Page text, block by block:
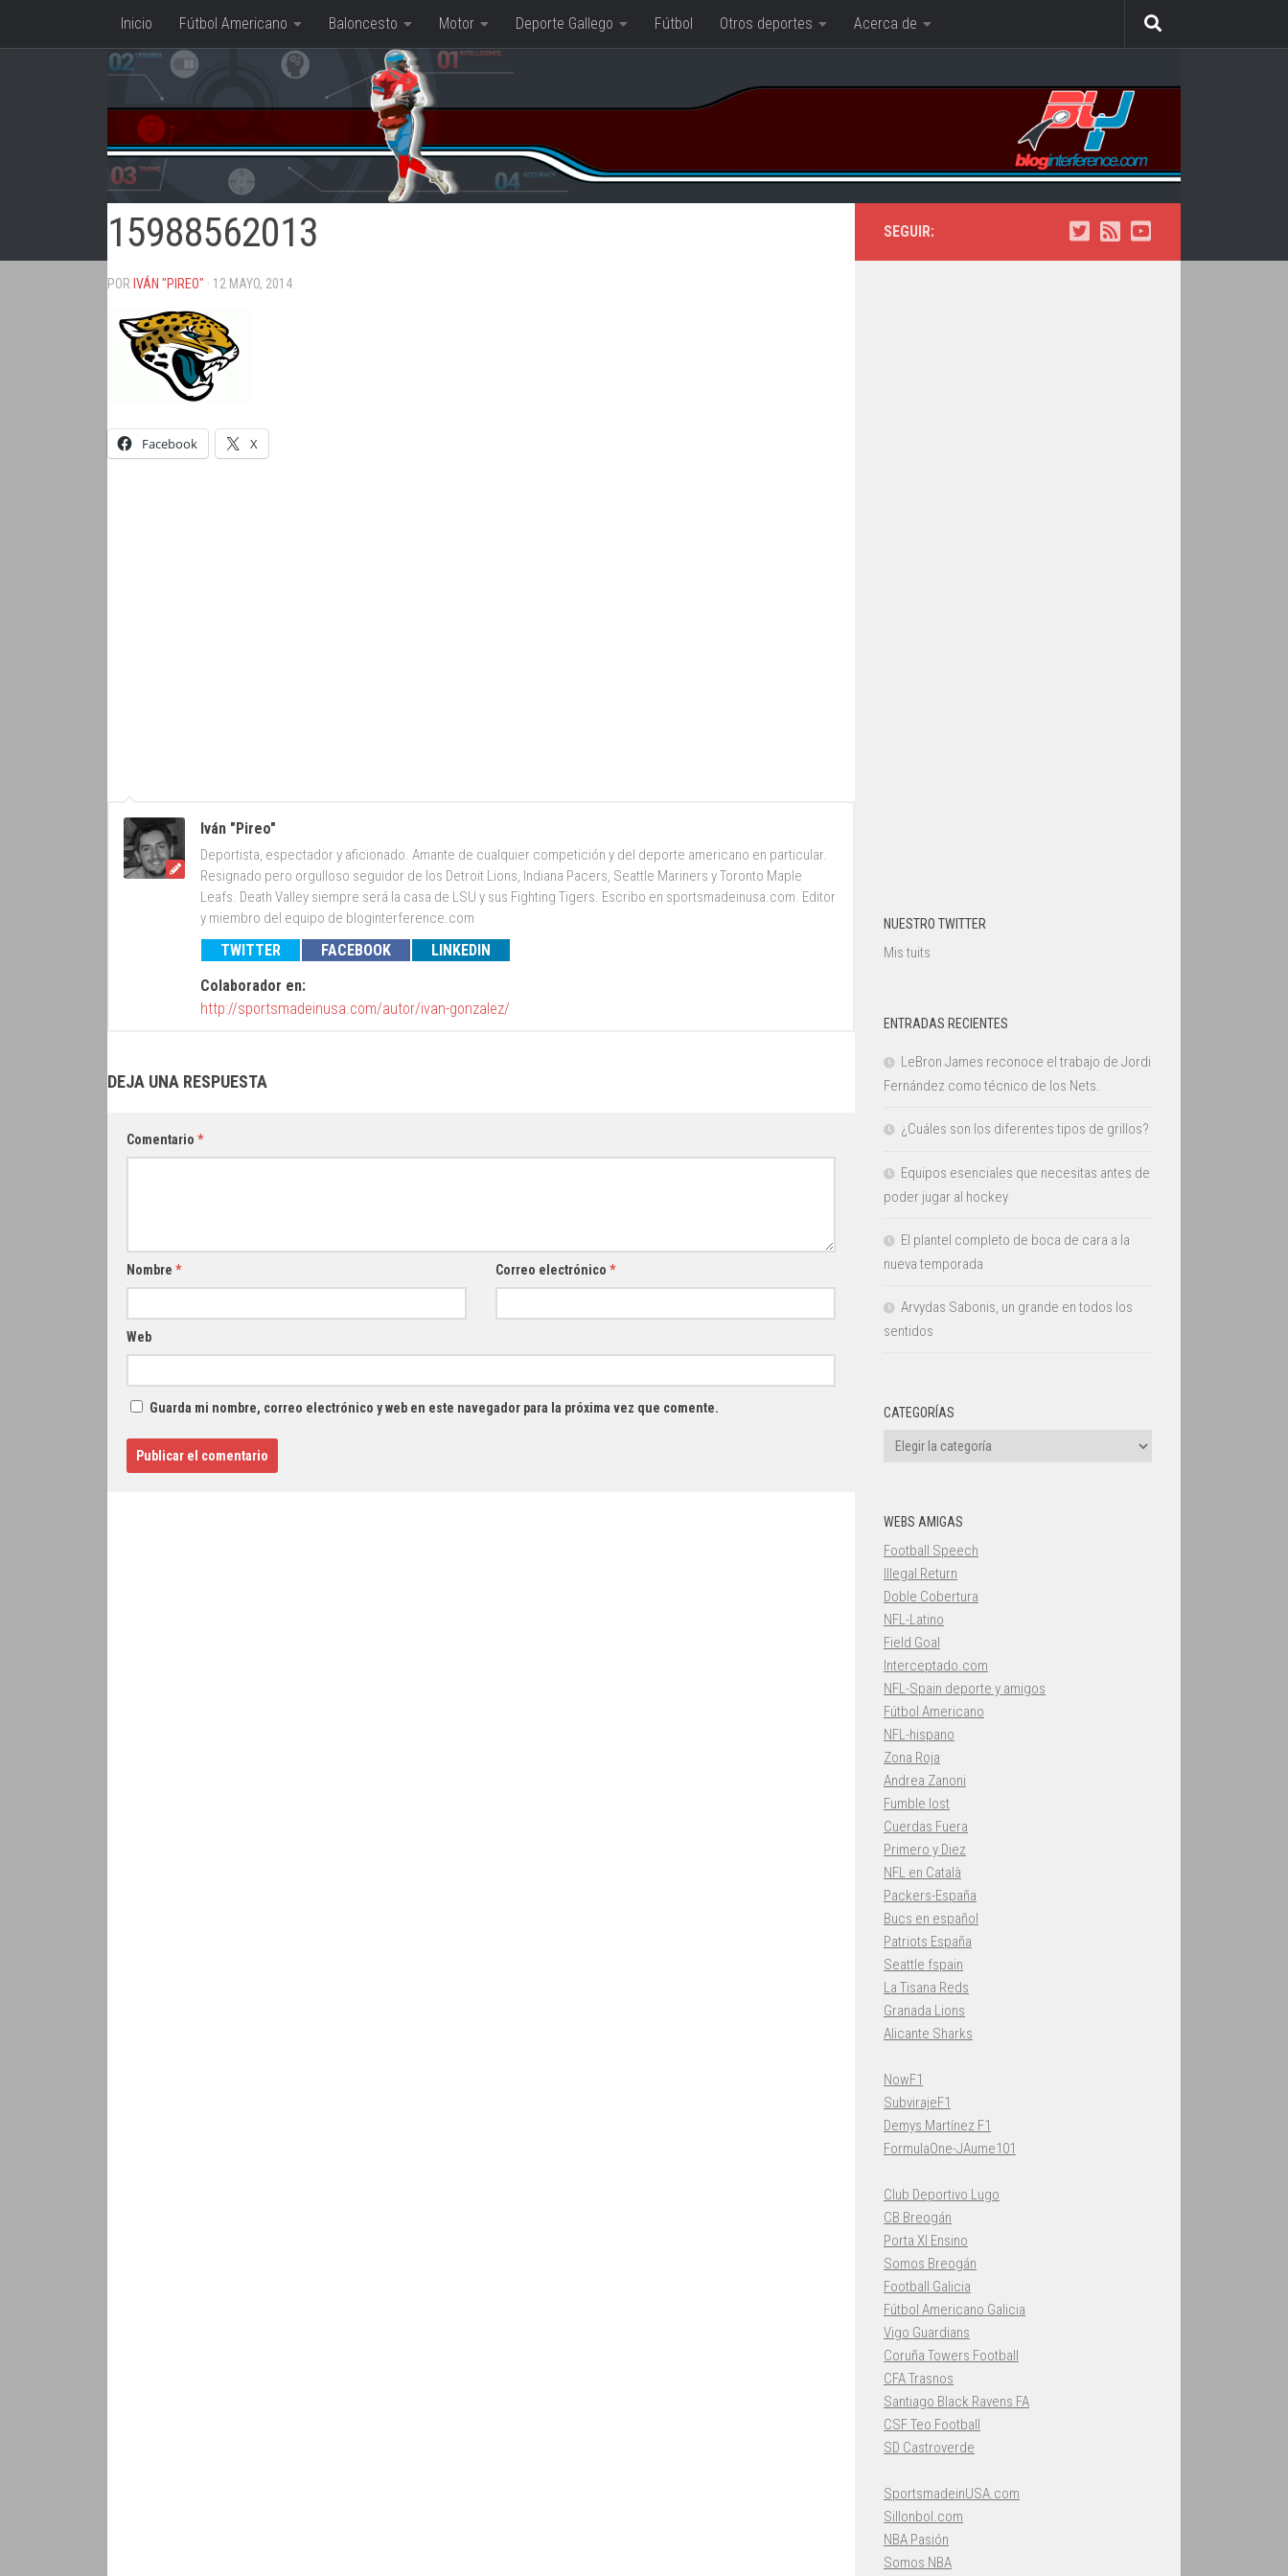
Saltar al contenido
Inicio Fútbol Americano Baloncesto Motor Deporte Gallego Fútbol Otros deportes Acerca de
15988562013
POR IVÁN "PIREO" · 12 MAYO, 2014
Facebook X
Iván "Pireo"
Deportista, espectador y aficionado. Amante de cualquier competición y del deporte americano en particular.
Resignado pero orgulloso seguidor de los Detroit Lions, Indiana Pacers, Seattle Mariners y Toronto Maple
Leafs. Death Valley siempre será la casa de LSU y sus Fighting Tigers. Escribo en sportsmadeinusa.com. Editor
y miembro del equipo de bloginterference.com
TWITTER FACEBOOK
LINKEDIN
Colaborador en:
http://sportsmadeinusa.com/autor/ivan-gonzalez/
DEJA UNA RESPUESTA
Comentario *
Nombre * Correo electrónico *
Web
Guarda mi nombre, correo electrónico y web en este navegador para la próxima vez que comente.
SEGUIR:
NUESTRO TWITTER
Mis tuits
ENTRADAS RECIENTES
LeBron James reconoce el trabajo de Jordi
Fernández como técnico de los Nets.
¿Cuáles son los diferentes tipos de grillos?
Equipos esenciales que necesitas antes de
poder jugar al hockey
El plantel completo de boca de cara a la
nueva temporada
Arvydas Sabonis, un grande en todos los
sentidos
CATEGORÍAS
Categorías
WEBS AMIGAS
Football Speech
Illegal Return
Doble Cobertura
NFL-Latino
Field Goal
Interceptado.com
NFL-Spain deporte y amigos
Fútbol Americano
NFL-hispano
Zona Roja
Andrea Zanoni
Fumble lost
Cuerdas Fuera
Primero y Diez
NFL en Català
Packers-España
Bucs en español
Patriots España
Seattle fspain
La Tisana Reds
Granada Lions
Alicante Sharks
NowF1
SubvirajeF1
Demys Martínez F1
FormulaOne-JAume101
Club Deportivo Lugo
CB Breogán
Porta XI Ensino
Somos Breogán
Football Galicia
Fútbol Americano Galicia
Vigo Guardians
Coruña Towers Football
CFA Trasnos
Santiago Black Ravens FA
CSF Teo Football
SD Castroverde
SportsmadeinUSA.com
Sillonbol.com
NBA Pasión
Somos NBA